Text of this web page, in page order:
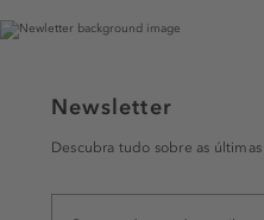
Newsletter
Descubra tudo sobre as